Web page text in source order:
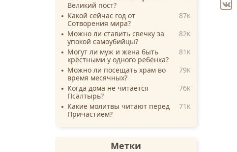
Великий пост?
Какой сейчас год от
Сотворения мира?
87K
Можно ли ставить свечку за
упокой самоубийцы?
82K
Могут ли муж и жена быть
крёстными у одного ребёнка?
81 K
Можно ли посещать храм во
время месячных?
79K
Когда дома не читается
Псалтырь?
76K
Какие молитвы читают перед
Причастием?
71 K
Метки